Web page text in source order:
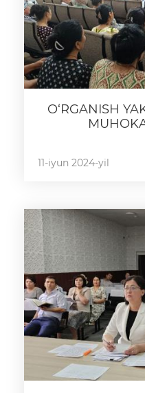
O‘RGANISH
11-iyun 2024-yil